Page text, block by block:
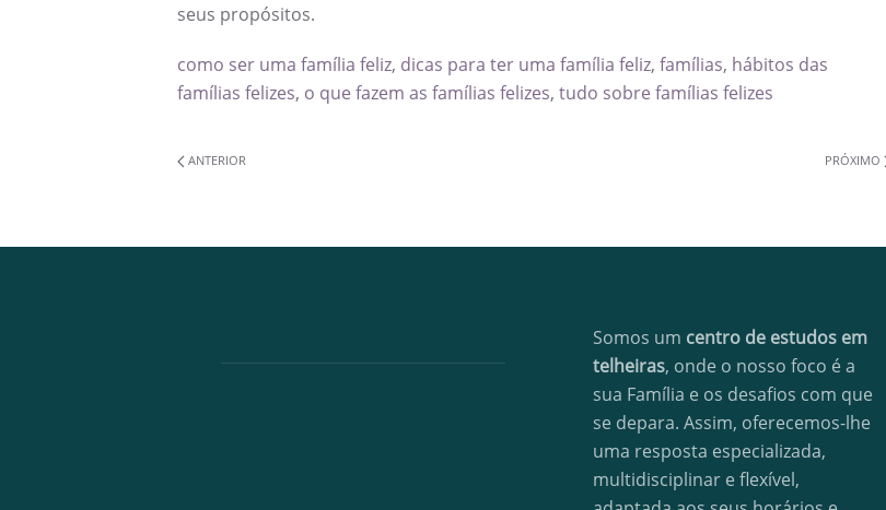
seus propósitos.
como ser uma família feliz, dicas para ter uma família feliz, famílias, hábitos das
famílias felizes, o que fazem as famílias felizes, tudo sobre famílias felizes
ANTERIOR PRÓXIMO
Somos um centro de estudos em
telheiras, onde o nosso foco é a
sua Família e os desafios com que
se depara. Assim, oferecemos-lhe
uma resposta especializada,
multidisciplinar e flexível,